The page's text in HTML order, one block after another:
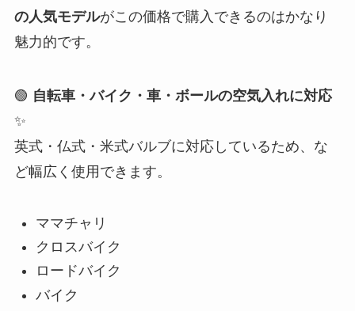
の人気モデルがこの価格で購入できるのはかなり
魅力的です。
🟢 自転車・バイク・車・ボールの空気入れに対応
✨
英式・仏式・米式バルブに対応しているため、な
ど幅広く使用できます。
ママチャリ
クロスバイク
ロードバイク
バイク